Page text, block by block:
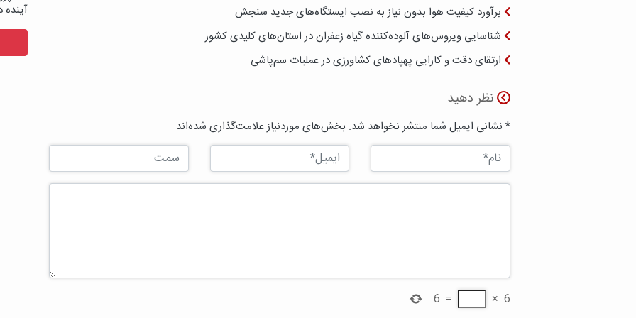
برآورد کیفیت هوا بدون نیاز به نصب ایستگاه‌های جدید سنجش
شناسایی ویروس‌های آلوده‌کننده گیاه زعفران در استان‌های کلیدی کشور
ارتقای دقت و کارایی پهپادهای کشاورزی در عملیات سم‌پاشی
نظر دهید
* نشانی ایمیل شما منتشر نخواهد شد. بخش‌های موردنیاز علامت‌گذاری شده‌اند
6
×
=
6
آینده